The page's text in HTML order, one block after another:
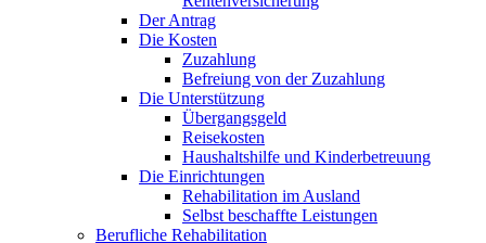
Der Antrag
Die Kosten
Zuzahlung
Befreiung von der Zuzahlung
Die Unterstützung
Übergangsgeld
Reisekosten
Haushaltshilfe und Kinderbetreuung
Die Einrichtungen
Rehabilitation im Ausland
Selbst beschaffte Leistungen
Berufliche Rehabilitation